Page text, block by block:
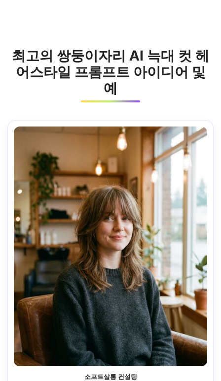
최고의 쌍둥이자리 AI 늑대 컷 헤
어스타일 프롬프트 아이디어 및
예
소프트살롱 컨설팅